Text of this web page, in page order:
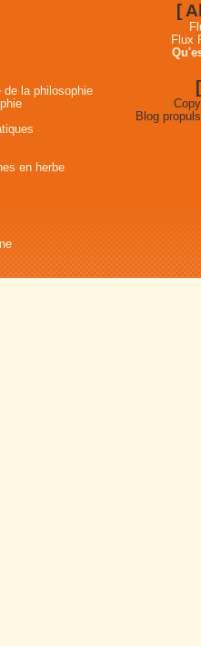
de la philosophie
en herbe
[
Flux
Blog